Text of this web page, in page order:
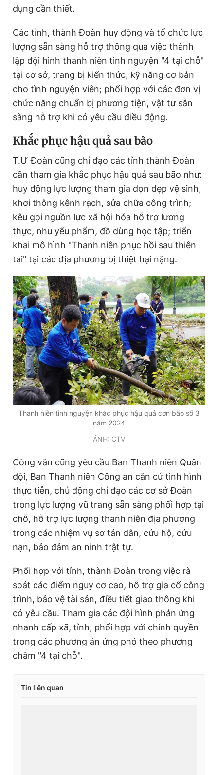
dụng cần thiết.
Các tỉnh, thành Đoàn huy động và tổ chức lực
lượng sẵn sàng hỗ trợ thông qua việc thành
lập đội hình thanh niên tình nguyện "4 tại chỗ"
tại cơ sở; trang bị kiến thức, kỹ năng cơ bản
cho tình nguyện viên; phối hợp với các đơn vị
chức năng chuẩn bị phương tiện, vật tư sẵn
sàng hỗ trợ khi có yêu cầu điều động.
Khắc phục hậu quả sau bão
T.Ư Đoàn cũng chỉ đạo các tỉnh thành Đoàn
cần tham gia khắc phục hậu quả sau bão như:
huy động lực lượng tham gia dọn dẹp vệ sinh,
khơi thông kênh rạch, sửa chữa công trình;
kêu gọi nguồn lực xã hội hóa hỗ trợ lương
thực, nhu yếu phẩm, đồ dùng học tập; triển
khai mô hình "Thanh niên phục hồi sau thiên
tai" tại các địa phương bị thiệt hại nặng.
Thanh niên tình nguyện khắc phục hậu quả cơn bão số 3
năm 2024
ẢNH: CTV
Công văn cũng yêu cầu Ban Thanh niên Quân
đội, Ban Thanh niên Công an căn cứ tình hình
thực tiễn, chủ động chỉ đạo các cơ sở Đoàn
trong lực lượng vũ trang sẵn sàng phối hợp tại
chỗ, hỗ trợ lực lượng thanh niên địa phương
trong các nhiệm vụ sơ tán dân, cứu hộ, cứu
nạn, bảo đảm an ninh trật tự.
Phối hợp với tỉnh, thành Đoàn trong việc rà
soát các điểm nguy cơ cao, hỗ trợ gia cố công
trình, bảo vệ tài sản, điều tiết giao thông khi
có yêu cầu. Tham gia các đội hình phản ứng
nhanh cấp xã, tỉnh, phối hợp với chính quyền
trong các phương án ứng phó theo phương
châm "4 tại chỗ".
Tin liên quan